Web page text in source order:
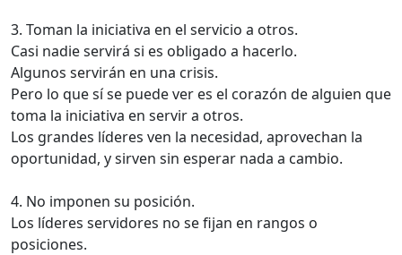
3. Toman la iniciativa en el servicio a otros.
Casi nadie servirá si es obligado a hacerlo.
Algunos servirán en una crisis.
Pero lo que sí se puede ver es el corazón de alguien que
toma la iniciativa en servir a otros.
Los grandes líderes ven la necesidad, aprovechan la
oportunidad, y sirven sin esperar nada a cambio.
4. No imponen su posición.
Los líderes servidores no se fijan en rangos o
posiciones.